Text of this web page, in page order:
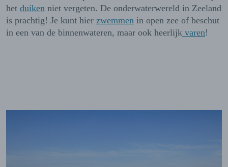
het duiken niet vergeten. De onderwaterwereld in Zeeland
is prachtig! Je kunt hier zwemmen in open zee of beschut
in een van de binnenwateren, maar ook heerlijk varen!